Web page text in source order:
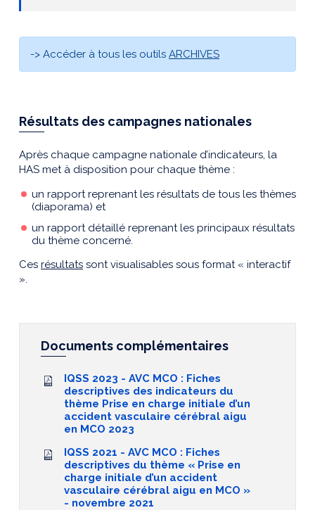
-> Accéder à tous les outils ARCHIVES
Résultats des campagnes nationales
Après chaque campagne nationale d’indicateurs, la
HAS met à disposition pour chaque thème :
un rapport reprenant les résultats de tous les thèmes
(diaporama) et
un rapport détaillé reprenant les principaux résultats
du thème concerné.
Ces résultats sont visualisables sous format « interactif
».
Documents complémentaires
IQSS 2023 - AVC MCO : Fiches
descriptives des indicateurs du
thème Prise en charge initiale d’un
accident vasculaire cérébral aigu
en MCO 2023
IQSS 2021 - AVC MCO : Fiches
descriptives du thème « Prise en
charge initiale d’un accident
vasculaire cérébral aigu en MCO »
- novembre 2021